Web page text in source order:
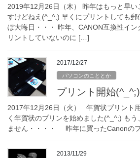
2019年12月26日（木） 昨年はもっと早
すけどねえ(^_^;) 早くにプリントしても郵
ぼ大晦日・・・ 昨年、CANON互換性イ
リントしていないのに […]
2017/12/27
パソコンのこととか
プリント開始(^_^;)
2017年12月26日（火） 年賀状プリント
く年賀状のプリンを始めました(^_^;) もう
ません・・・・ 昨年に買ったCanonの
2013/11/29